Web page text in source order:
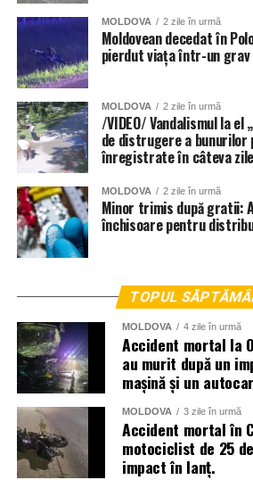
MOLDOVA 2 zile în urmă
Moldovean decedat în
pierdut viața într-un
MOLDOVA 2 zile în urmă
/VIDEO/ Vandalismul la el
de distrugere a bunurilor
înregistrate în câteva
MOLDOVA 2 zile în urmă
Minor trimis după gratii:
închisoare pentru
TOPUL
MOLDOVA 4 zile în urmă
Accident mortal la
au murit după un
mașină și un
MOLDOVA 3 zile în urmă
Accident mortal în
motociclist de 25
impact în lanț.